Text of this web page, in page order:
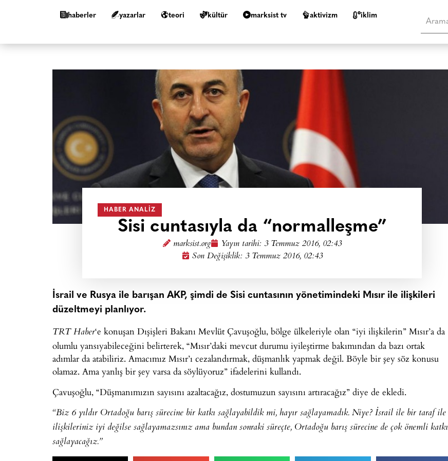
haberler yazarlar teori kültür marksist tv aktivizm i̇klim
HABER ANALIZ
Sisi cuntasıyla da “normalleşme”
marksist.org Yayın tarihi: 3 Temmuz 2016, 02:43
Son Değişiklik: 3 Temmuz 2016, 02:43
İsrail ve Rusya ile barışan AKP, şimdi de Sisi cuntasının yönetimindeki Mısır ile ilişkileri
düzeltmeyi planlıyor.
TRT Haber‘e konuşan Dışişleri Bakanı Mevlüt Çavuşoğlu, bölge ülkeleriyle olan “iyi ilişkilerin” Mısır’a da
olumlu yansıyabileceğini belirterek, “Mısır’daki mevcut durumu iyileştirme bakımından da bazı ortak
adımlar da atabiliriz. Amacımız Mısır’ı cezalandırmak, düşmanlık yapmak değil. Böyle bir şey söz konusu
olamaz. Ama yanlış bir şey varsa da söylüyoruz” ifadelerini kullandı.
Çavuşoğlu, “Düşmanımızın sayısını azaltacağız, dostumuzun sayısını artıracağız” diye de ekledi.
“Biz 6 yıldır Ortadoğu barış sürecine bir katkı sağlayabildik mi, hayır sağlayamadık. Niye? İsrail ile bir taraf ile
ilişkileriniz iyi değilse sağlayamazsınız ama bundan sonraki süreçte, Ortadoğu barış sürecine de çok önemli katkı
sağlayacağız.”